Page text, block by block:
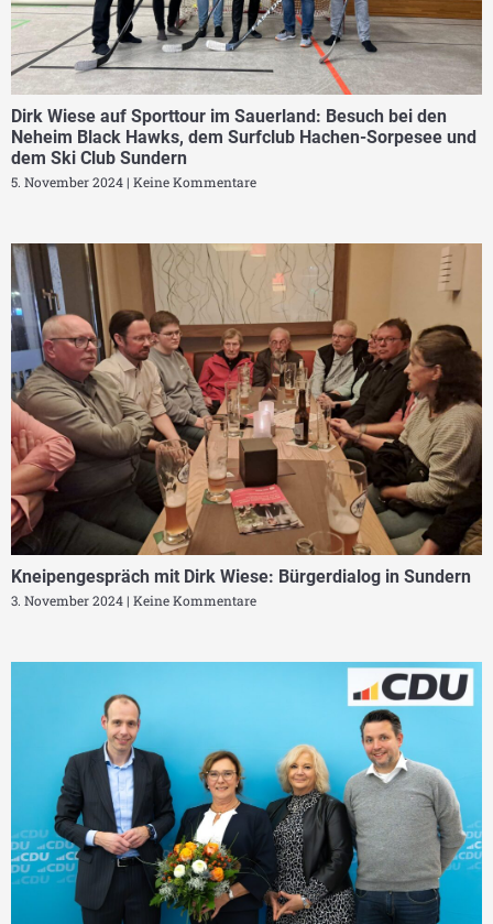
Dirk Wiese auf Sporttour im Sauerland: Besuch bei den
Neheim Black Hawks, dem Surfclub Hachen-Sorpesee und
dem Ski Club Sundern
5. November 2024 Keine Kommentare
Kneipengespräch mit Dirk Wiese: Bürgerdialog in Sundern
3. November 2024 Keine Kommentare